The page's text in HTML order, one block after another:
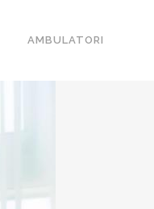
AMBULATORI